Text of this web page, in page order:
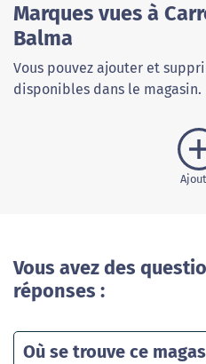
Marques vues à
Balma
Vous pouvez ajouter et
disponibles dans le magasin.
Vous avez des
réponses :
Où se trouve ce